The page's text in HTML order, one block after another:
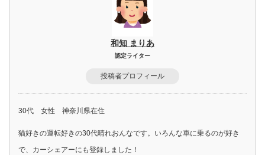
和知 まりあ
認定ライター
投稿者プロフィール
30代 女性 神奈川県在住
猫好きの運転好きの30代晴れおんなです。いろんな車に乗るのが好き
で、カーシェアーにも登録しました！